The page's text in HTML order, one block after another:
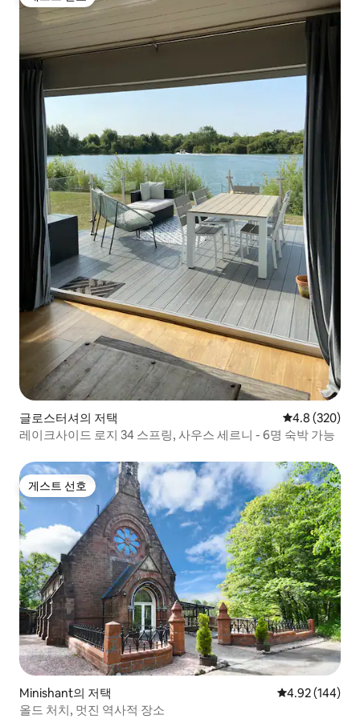
글로스터셔의 저택 평점 4.8점(5
4.8 (320)
레이크사이드 로지 34 스프링, 사우스 세르니 - 6명 숙박 가능
게스트 선호
게스트 선호
Minishant의 저택 평점 4.92점(5
4.92 (144)
올드 처치, 멋진 역사적 장소